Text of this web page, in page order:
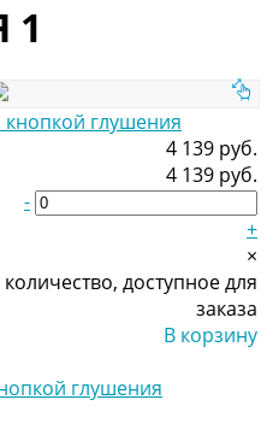
1
4 139 руб.
4 139 руб.
-
+
×
доступное для
заказа
В корзину
глушения